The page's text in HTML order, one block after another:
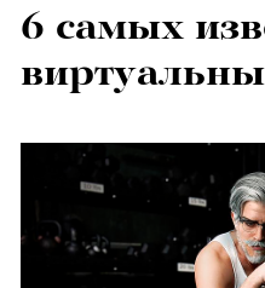
6 самых